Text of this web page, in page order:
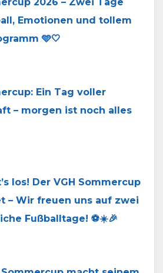
Emotionen und tollem
🩵🤍
Ein Tag voller
– morgen ist noch alles
los! Der VGH Sommercup
– Wir freuen uns auf zwei
Fußballtage! ⚽☀️🎉